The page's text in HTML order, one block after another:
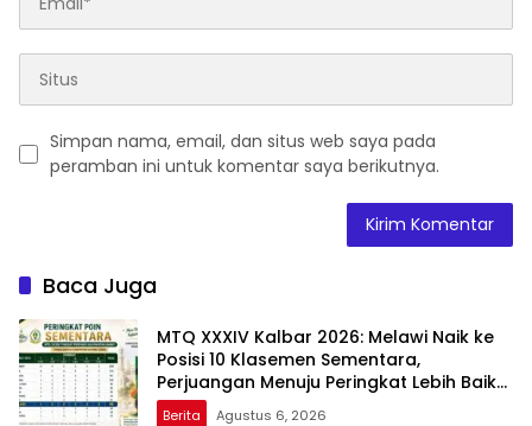
Simpan nama, email, dan situs web saya pada
peramban ini untuk komentar saya berikutnya.
Baca Juga
MTQ XXXIV Kalbar 2026: Melawi Naik ke
Posisi 10 Klasemen Sementara,
Perjuangan Menuju Peringkat Lebih Baik
Berlanjut
Berita Agustus 6, 2026